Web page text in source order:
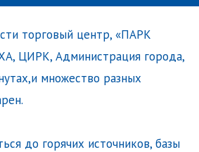
торговый центр, «ПАРК
ЦИРК, Администрация города,
множество разных
до горячих источников, базы